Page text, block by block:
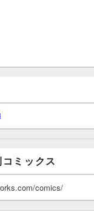
ミックス
comics/